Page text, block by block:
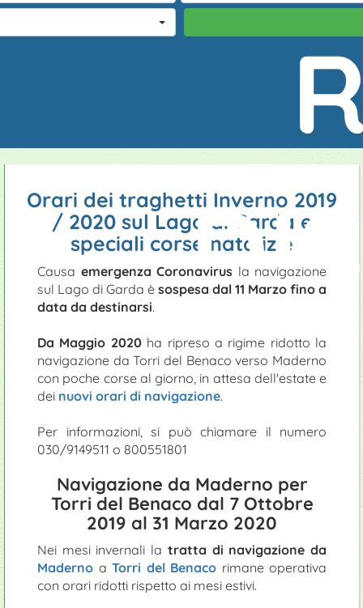
Orari dei traghetti Inverno 2019
/ 2020 sul Lago di Garda e
speciali corse natalizie
Causa emergenza Coronavirus la navigazione
sul Lago di Garda è sospesa dal 11 Marzo fino a
data da destinarsi.
Da Maggio 2020ha ripreso a rigime ridotto la
navigazione da Torri del Benaco verso Maderno
con poche corse al giorno, in attesa dell'estate e
dei nuovi orari di navigazione.
Per informazioni, si può chiamare il numero
030/9149511 o 800551801
Navigazione da Maderno per
Torri del Benaco dal 7 Ottobre
2019 al 31 Marzo 2020
Nei mesi invernali la tratta di navigazione da
Maderno a Torri del Benaco rimane operativa
con orari ridotti rispetto ai mesi estivi.